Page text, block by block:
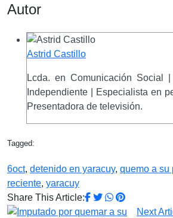
Autor
Astrid Castillo
Lcda. en Comunicación Social |
Independiente | Especialista en
Presentadora de televisión.
Tagged:
6oct, detenido en yaracuy, quemo a su
reciente, yaracuy
Share This Article:
Next